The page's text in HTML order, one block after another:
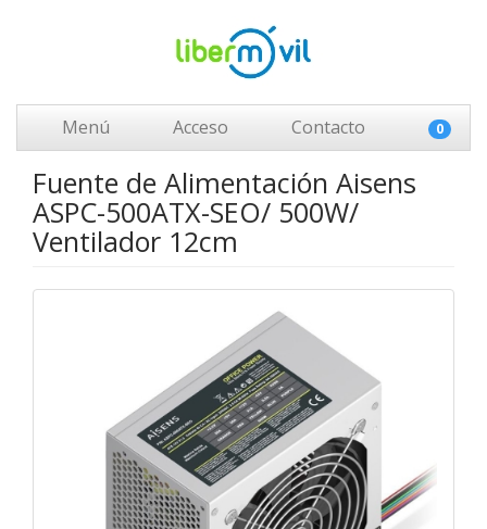
Menú Acceso Contacto 0
Fuente de Alimentación Aisens
ASPC-500ATX-SEO/ 500W/
Ventilador 12cm